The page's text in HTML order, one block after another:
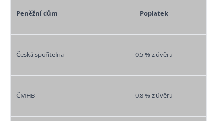
Peněžní dům Poplatek
Česká spořitelna 0,5 % z úvěru
ČMHB 0,8 % z úvěru